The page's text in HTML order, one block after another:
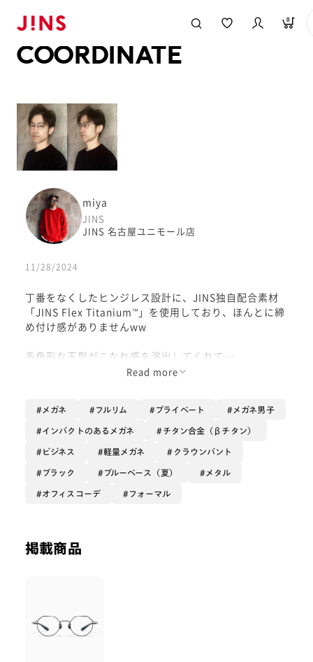
0
COORDINATE
miya
JINS
JINS 名古屋ユニモール店
11/28/2024
丁番をなくしたヒンジレス設計に、JINS独自配合素材
「JINS Flex Titanium™」を使用しており、ほんとに締
め付け感がありませんww
多角形な玉型がこなれ感を演出してくれて
ギミック好きにはおすすめの1本です
クスシーンまで守備範囲の広い
メガネになります！
※フレームの構造上、耳の高さなどの
細かい調整が難しいので、ご注意ください
Read more
メガネ フルリム プライベート メガネ男子
インパクトのあるメガネ チタン合金（βチタン）
ビジネス 軽量メガネ クラウンパント
ブラック ブルーベース（夏） メタル
オフィスコーデ フォーマル
掲載商品